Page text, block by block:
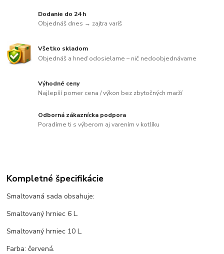
Dodanie do 24 h
Objednáš dnes → zajtra varíš
Všetko skladom
Objednáš a hneď odosielame – nič nedoobjednávame
Výhodné ceny
Najlepší pomer cena / výkon bez zbytočných marží
Odborná zákaznícka podpora
Poradíme ti s výberom aj varením v kotlíku
Kompletné špecifikácie
Smaltovaná sada obsahuje:
Smaltovaný hrniec 6 L.
Smaltovaný hrniec 10 L.
Farba: červená.